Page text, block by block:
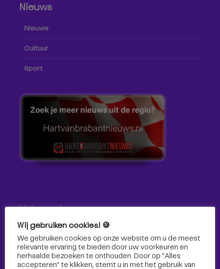
Nieuws
Nieuws
Cultuur
Sport
Volg ons!
Volg Omroep Tilburg niet alleen hier, maar ook via social
media!
Wij gebruiken cookies! 🍪
We gebruiken cookies op onze website om u de meest
relevante ervaring te bieden door uw voorkeuren en
herhaalde bezoeken te onthouden. Door op "Alles
accepteren" te klikken, stemt u in met het gebruik van